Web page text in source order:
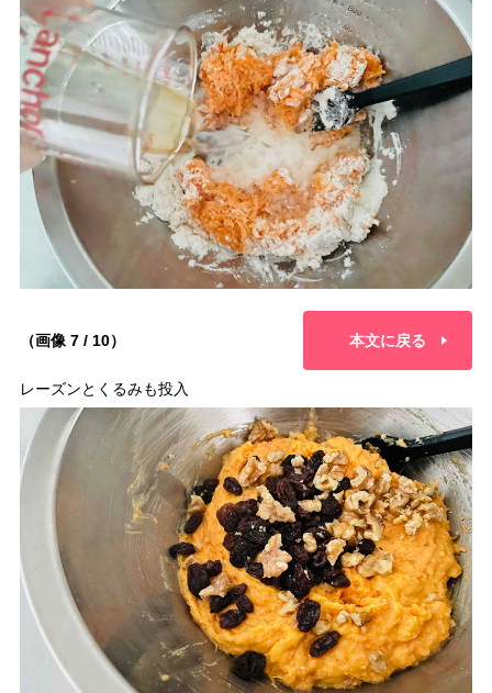
（画像 7 / 10） 本文に戻る
レーズンとくるみも投入